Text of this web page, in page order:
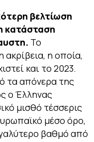
βελτίωση
κατάσταση
Το
ακρίβεια, η οποία,
και το 2023.
τα απόνερα της
ο Έλληνας
μισθό τέσσερις
μέσο όρο,
βαθμό από